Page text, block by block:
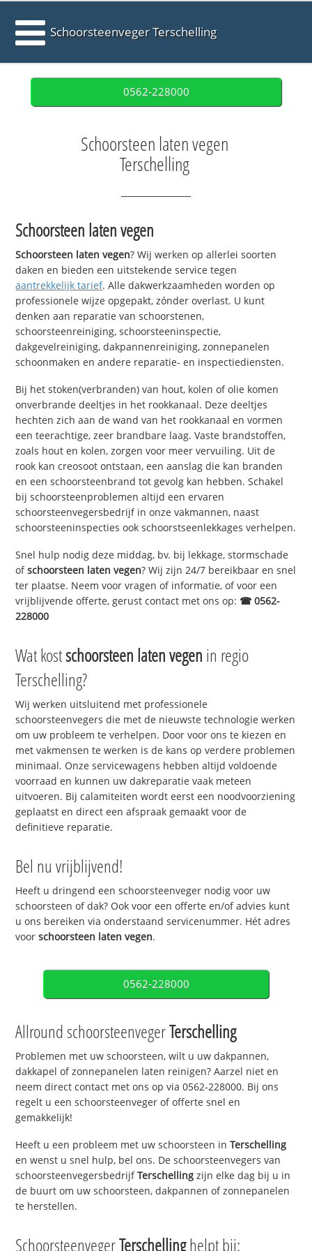
Schoorsteenveger Terschelling
0562-228000
Schoorsteen laten vegen
Terschelling
Schoorsteen laten vegen
Schoorsteen laten vegen? Wij werken op allerlei soorten
daken en bieden een uitstekende service tegen
aantrekkelijk tarief. Alle dakwerkzaamheden worden op
professionele wijze opgepakt, zónder overlast. U kunt
denken aan reparatie van schoorstenen,
schoorsteenreiniging, schoorsteeninspectie,
dakgevelreiniging, dakpannenreiniging, zonnepanelen
schoonmaken en andere reparatie- en inspectiediensten.
Bij het stoken(verbranden) van hout, kolen of olie komen
onverbrande deeltjes in het rookkanaal. Deze deeltjes
hechten zich aan de wand van het rookkanaal en vormen
een teerachtige, zeer brandbare laag. Vaste brandstoffen,
zoals hout en kolen, zorgen voor meer vervuiling. Uit de
rook kan creosoot ontstaan, een aanslag die kan branden
en een schoorsteenbrand tot gevolg kan hebben. Schakel
bij schoorsteenproblemen altijd een ervaren
schoorsteenvegersbedrijf in onze vakmannen, naast
schoorsteeninspecties ook schoorstseenlekkages verhelpen.
Snel hulp nodig deze middag, bv. bij lekkage, stormschade
ofschoorsteen laten vegen? Wij zijn 24/7 bereikbaar en snel
ter plaatse. Neem voor vragen of informatie, of voor een
vrijblijvende offerte, gerust contact met ons op: ☎ 0562-
228000
Wat kostschoorsteen laten vegen in regio
Terschelling?
Wij werken uitsluitend met professionele
schoorsteenvegers die met de nieuwste technologie werken
om uw probleem te verhelpen. Door voor ons te kiezen en
met vakmensen te werken is de kans op verdere problemen
minimaal. Onze servicewagens hebben altijd voldoende
voorraad en kunnen uw dakreparatie vaak meteen
uitvoeren. Bij calamiteiten wordt eerst een noodvoorziening
geplaatst en direct een afspraak gemaakt voor de
definitieve reparatie.
Bel nu vrijblijvend!
Heeft u dringend een schoorsteenveger nodig voor uw
schoorsteen of dak? Ook voor een offerte en/of advies kunt
u ons bereiken via onderstaand servicenummer. Hét adres
voorschoorsteen laten vegen.
0562-228000
Allround schoorsteenvegerTerschelling
Problemen met uw schoorsteen, wilt u uw dakpannen,
dakkapel of zonnepanelen laten reinigen? Aarzel niet en
neem direct contact met ons op via 0562-228000. Bij ons
regelt u een schoorsteenveger of offerte snel en
gemakkelijk!
Heeft u een probleem met uw schoorsteen inTerschelling
en wenst u snel hulp, bel ons. De schoorsteenvegers van
schoorsteenvegersbedrijfTerschelling zijn elke dag bij u in
de buurt om uw schoorsteen, dakpannen of zonnepanelen
te herstellen.
SchoorsteenvegerTerschellinghelpt bij: